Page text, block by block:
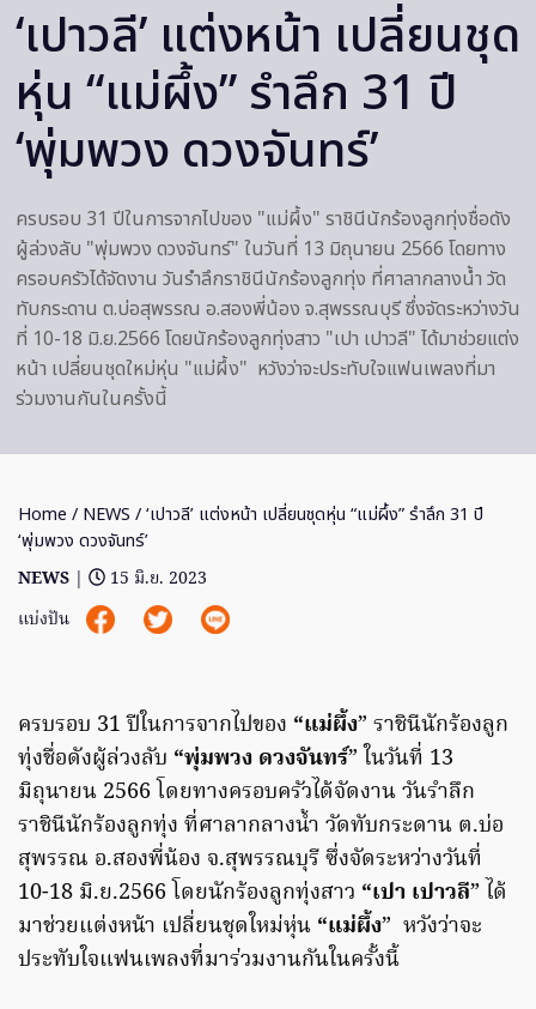
‘เปาวลี’ แต่งหน้า เปลี่ยนชุด
หุ่น “แม่ผึ้ง” รำลึก 31 ปี
‘พุ่มพวง ดวงจันทร์’
ครบรอบ 31 ปีในการจากไปของ "แม่ผึ้ง" ราชินีนักร้องลูกทุ่งชื่อดัง
ผู้ล่วงลับ "พุ่มพวง ดวงจันทร์" ในวันที่ 13 มิถุนายน 2566 โดยทาง
ครอบครัวได้จัดงาน วันรำลึกราชินีนักร้องลูกทุ่ง ที่ศาลากลางน้ำ วัด
ทับกระดาน ต.บ่อสุพรรณ อ.สองพี่น้อง จ.สุพรรณบุรี ซึ่งจัดระหว่างวัน
ที่ 10-18 มิ.ย.2566 โดยนักร้องลูกทุ่งสาว "เปา เปาวลี" ได้มาช่วยแต่ง
หน้า เปลี่ยนชุดใหม่หุ่น "แม่ผึ้ง" หวังว่าจะประทับใจแฟนเพลงที่มา
ร่วมงานกันในครั้งนี้
Home / NEWS / ‘เปาวลี’ แต่งหน้า เปลี่ยนชุดหุ่น “แม่ผึ้ง” รำลึก 31 ปี
‘พุ่มพวง ดวงจันทร์’
NEWS |
15 มิ.ย. 2023
แบ่งปัน
ครบรอบ 31 ปีในการจากไปของ “แม่ผึ้ง” ราชินีนักร้องลูก
ทุ่งชื่อดังผู้ล่วงลับ “พุ่มพวง ดวงจันทร์” ในวันที่ 13
มิถุนายน 2566 โดยทางครอบครัวได้จัดงาน วันรำลึก
ราชินีนักร้องลูกทุ่ง ที่ศาลากลางน้ำ วัดทับกระดาน ต.บ่อ
สุพรรณ อ.สองพี่น้อง จ.สุพรรณบุรี ซึ่งจัดระหว่างวันที่
10-18 มิ.ย.2566 โดยนักร้องลูกทุ่งสาว “เปา เปาวลี” ได้
มาช่วยแต่งหน้า เปลี่ยนชุดใหม่หุ่น “แม่ผึ้ง” หวังว่าจะ
ประทับใจแฟนเพลงที่มาร่วมงานกันในครั้งนี้